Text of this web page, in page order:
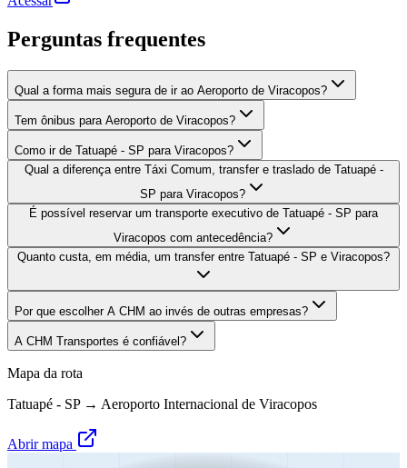
Perguntas frequentes
Qual a forma mais segura de ir ao Aeroporto de Viracopos?
Tem ônibus para Aeroporto de Viracopos?
Como ir de Tatuapé - SP para Viracopos?
Qual a diferença entre Táxi Comum, transfer e traslado de Tatuapé -
SP para Viracopos?
É possível reservar um transporte executivo de Tatuapé - SP para
Viracopos com antecedência?
Quanto custa, em média, um transfer entre Tatuapé - SP e Viracopos?
Por que escolher A CHM ao invés de outras empresas?
A CHM Transportes é confiável?
Mapa da rota
Tatuapé - SP→ Aeroporto Internacional de Viracopos
Abrir mapa